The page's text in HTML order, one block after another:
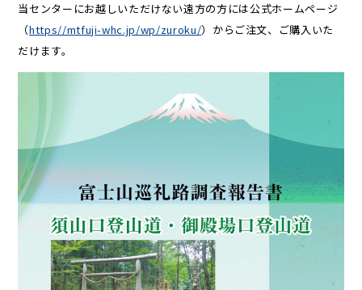
当センターにお越しいただけない遠方の方には公式ホームページ
（https//mtfuji-whc.jp/wp/zuroku/）からご注文、ご購入いた
だけます。